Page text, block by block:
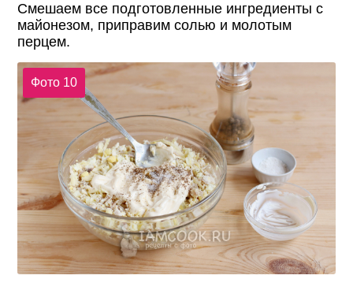
Смешаем все подготовленные ингредиенты с
майонезом, приправим солью и молотым
перцем.
Фото 10